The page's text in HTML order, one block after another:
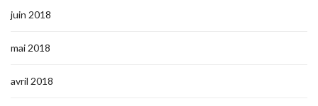
juin 2018
mai 2018
avril 2018